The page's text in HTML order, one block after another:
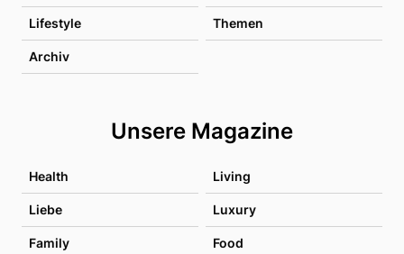
Lifestyle Themen
Archiv
Unsere Magazine
Health Living
Liebe Luxury
Family Food